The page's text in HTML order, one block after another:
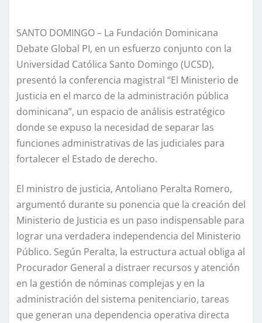
SANTO DOMINGO – La Fundación Dominicana
Debate Global PI, en un esfuerzo conjunto con la
Universidad Católica Santo Domingo (UCSD),
presentó la conferencia magistral “El Ministerio de
Justicia en el marco de la administración pública
dominicana”, un espacio de análisis estratégico
donde se expuso la necesidad de separar las
funciones administrativas de las judiciales para
fortalecer el Estado de derecho.
El ministro de justicia, Antoliano Peralta Romero,
argumentó durante su ponencia que la creación del
Ministerio de Justicia es un paso indispensable para
lograr una verdadera independencia del Ministerio
Público. Según Peralta, la estructura actual obliga al
Procurador General a distraer recursos y atención
en la gestión de nóminas complejas y en la
administración del sistema penitenciario, tareas
que generan una dependencia operativa directa